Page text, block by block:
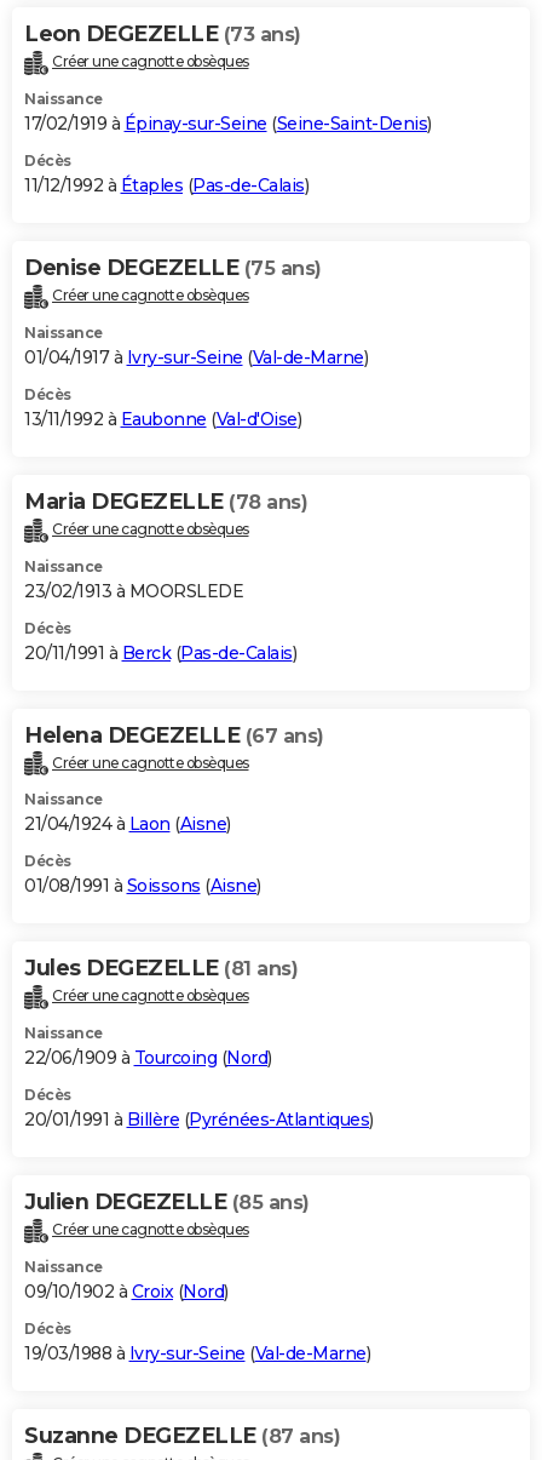
Leon DEGEZELLE (73 ans)
Créer une cagnotte obsèques
Naissance
17/02/1919 à Épinay-sur-Seine (Seine-Saint-Denis)
Décès
11/12/1992 à Étaples (Pas-de-Calais)
Denise DEGEZELLE (75 ans)
Créer une cagnotte obsèques
Naissance
01/04/1917 à Ivry-sur-Seine (Val-de-Marne)
Décès
13/11/1992 à Eaubonne (Val-d'Oise)
Maria DEGEZELLE (78 ans)
Créer une cagnotte obsèques
Naissance
23/02/1913 à MOORSLEDE
Décès
20/11/1991 à Berck(Pas-de-Calais)
Helena DEGEZELLE (67 ans)
Créer une cagnotte obsèques
Naissance
21/04/1924 à Laon (Aisne)
Décès
01/08/1991 à Soissons (Aisne)
Jules DEGEZELLE (81 ans)
Créer une cagnotte obsèques
Naissance
22/06/1909 à Tourcoing (Nord)
Décès
20/01/1991 à Billère (Pyrénées-Atlantiques)
Julien DEGEZELLE (85 ans)
Créer une cagnotte obsèques
Naissance
09/10/1902 à Croix(Nord)
Décès
19/03/1988 à Ivry-sur-Seine (Val-de-Marne)
Suzanne DEGEZELLE (87 ans)